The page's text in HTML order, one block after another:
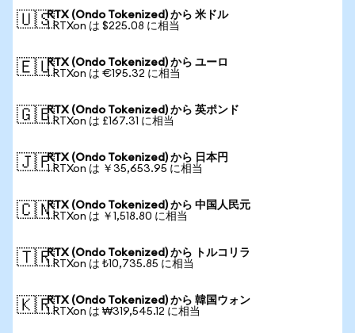
🇺🇸RTX (Ondo Tokenized) から 米ドル
1 RTXon は $225.08 に相当
🇪🇺RTX (Ondo Tokenized) から ユーロ
1 RTXon は €195.32 に相当
🇬🇧RTX (Ondo Tokenized) から 英ポンド
1 RTXon は £167.31 に相当
🇯🇵RTX (Ondo Tokenized) から 日本円
1 RTXon は ￥35,653.95 に相当
🇨🇳RTX (Ondo Tokenized) から 中国人民元
1 RTXon は ￥1,518.80 に相当
🇹🇷RTX (Ondo Tokenized) から トルコリラ
1 RTXon は ₺10,735.85 に相当
🇰🇷RTX (Ondo Tokenized) から 韓国ウォン
1 RTXon は ₩319,545.12 に相当